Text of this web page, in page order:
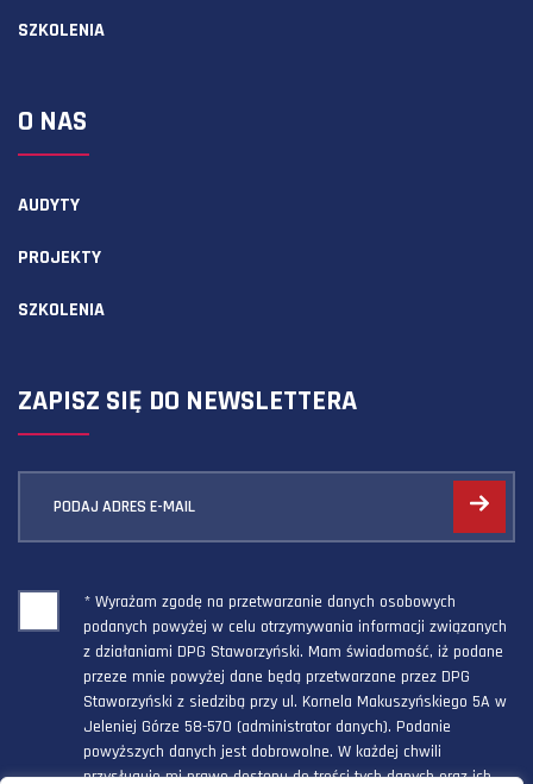
SZKOLENIA
O NAS
AUDYTY
PROJEKTY
SZKOLENIA
ZAPISZ SIĘ DO NEWSLETTERA
PODAJ ADRES E-MAIL
* Wyrażam zgodę na przetwarzanie danych osobowych
podanych powyżej w celu otrzymywania informacji związanych
z działaniami DPG Staworzyński. Mam świadomość, iż podane
przeze mnie powyżej dane będą przetwarzane przez DPG
Staworzyński z siedzibą przy ul. Kornela Makuszyńskiego 5A w
Jeleniej Górze 58-570 (administrator danych). Podanie
powyższych danych jest dobrowolne. W każdej chwili
przysługuje mi prawo dostępu do treści tych danych oraz ich